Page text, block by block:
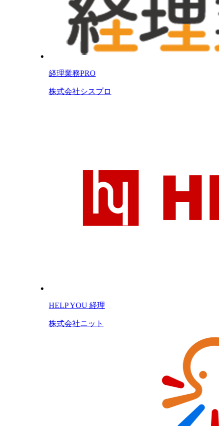
経理業務PRO
株式会社シスプロ
HELP YOU 経理
株式会社ニット